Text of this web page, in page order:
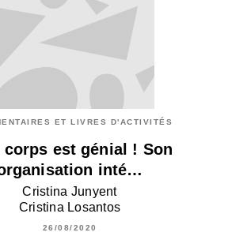
ET LIVRES D'ACTIVITÉS
corps est génial ! Son
inté…
Cristina Junyent
Cristina Losantos
26/08/2020